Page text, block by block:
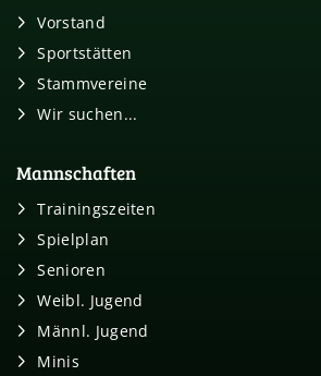
Vorstand
Sportstätten
Stammvereine
Wir suchen...
Mannschaften
Trainingszeiten
Spielplan
Senioren
Weibl. Jugend
Männl. Jugend
Minis